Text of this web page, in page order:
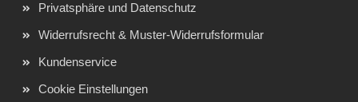
Privatsphäre und Datenschutz
Widerrufsrecht & Muster-Widerrufsformular
Kundenservice
Cookie Einstellungen